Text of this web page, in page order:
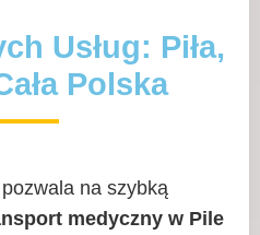
Usług: Piła,
Polska
na szybką
medyczny w Pile